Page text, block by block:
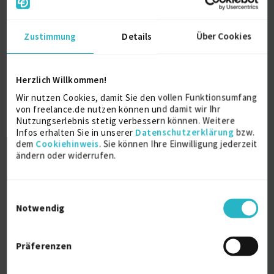
Zustimmung Details Über Cookies
Herzlich Willkommen!
Wir nutzen Cookies, damit Sie den vollen Funktionsumfang
von freelance.de nutzen können und damit wir Ihr
Nutzungserlebnis stetig verbessern können. Weitere
Infos erhalten Sie in unserer Datenschutzerklärung bzw.
dem Cookiehinweis. Sie können Ihre Einwilligung jederzeit
ändern oder widerrufen.
Notwendig
Präferenzen
Freelancerin Content Management &
Social Media
zuletzt online vor 10 Tagen
Content Management 4 J. Content Marketing
4 J.
Marketing Manager
3 J.
D-22335 Hamburg